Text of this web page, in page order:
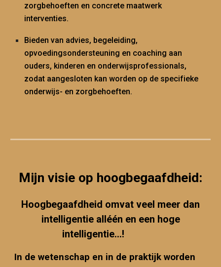
zorgbehoeften en concrete maatwerk
interventies.
Bieden van advies, begeleiding,
opvoedingsondersteuning en coaching aan
ouders, kinderen en onderwijsprofessionals,
zodat aangesloten kan worden op de specifieke
onderwijs- en zorgbehoeften.
Mijn visie op hoogbegaafdheid:
Hoogbegaafdheid omvat veel meer dan
intelligentie alléén en een hoge
intelligentie...!
In de wetenschap en in de praktijk worden